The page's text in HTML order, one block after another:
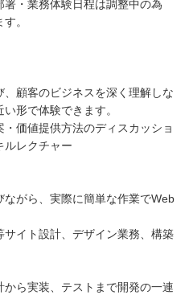
・業務体験日程は調整中の為
。
顧客のビジネスを深く理解しな
形で体験できます。
価値提供方法のディスカッショ
ルレクチャー
がら、実際に簡単な作業でWeb
イト設計、デザイン業務、構築
ら実装、テストまで開発の一連